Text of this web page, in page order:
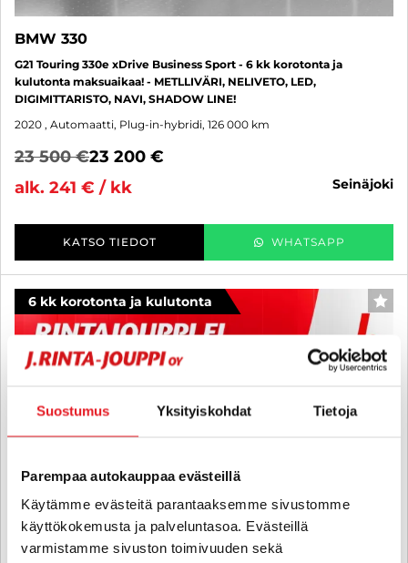
Suostumus Yksityiskohdat Tietoja
Parempaa autokauppaa evästeillä
Käytämme evästeitä parantaaksemme sivustomme
käyttökokemusta ja palveluntasoa. Evästeillä
varmistamme sivuston toimivuuden sekä
BMW 330
G21 Touring 330e xDrive Business Sport - 6 kk korotonta ja
kulutonta maksuaikaa! - METLLIVÄRI, NELIVETO, LED,
DIGIMITTARISTO, NAVI, SHADOW LINE!
2020 , Automaatti, Plug-in-hybridi, 126 000 km
23 500 €23 200 €
alk. 241 € / kk
seinäjoki
KATSO TIEDOT WHATSAPP
6 kk korotonta ja kulutonta